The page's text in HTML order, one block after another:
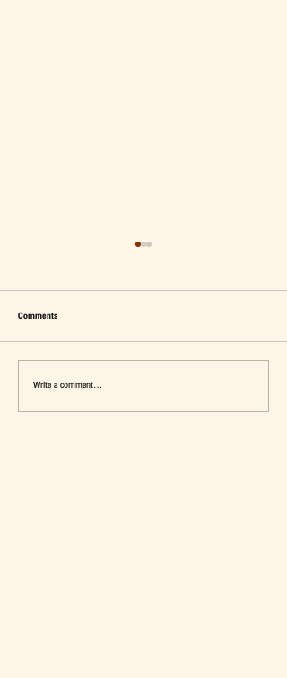
เมื่อ Self-concept ถูกเติมเต็ม Fashion อาจ
จะไม่ใช่คำตอบ
Comments
Write a comment...